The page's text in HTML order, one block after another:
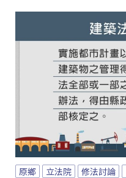
原鄉 立法院 修法討論